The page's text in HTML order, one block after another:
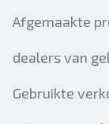
Afgemaakte
dealers van
Gebruikte